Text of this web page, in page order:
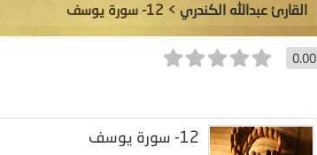
القارئ عبدالله الكندري > 12- سورة يوسف
0.00
12- سورة يوسف